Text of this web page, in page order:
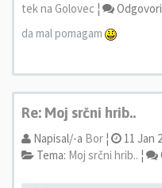
tek na Golovec ¦
da mal pomagam
Re: Moj srčni hrib..
Napisal/-a Bor ¦ 11 Jan
Tema: Moj srčni hrib.. ¦